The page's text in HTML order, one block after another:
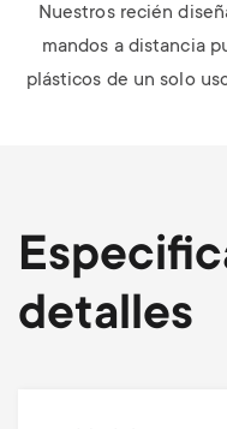
Nuestros recién
mandos a distancia
plásticos de un solo
detalles